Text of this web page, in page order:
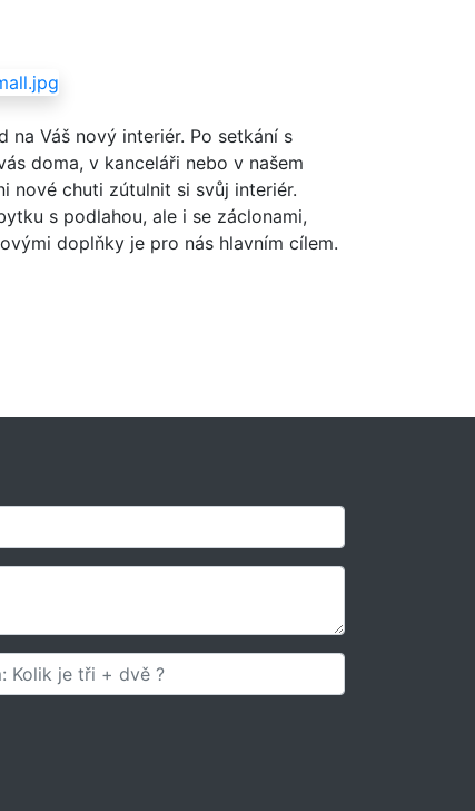
na Váš nový interiér. Po setkání s
doma, v kanceláři nebo v našem
nové chuti zútulnit si svůj interiér.
s podlahou, ale i se záclonami,
doplňky je pro nás hlavním cílem.